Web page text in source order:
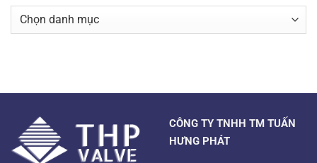
Danh
CÔNG TY TNHH TM TUẤN
HƯNG PHÁT